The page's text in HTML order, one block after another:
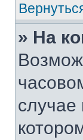
» На
случае